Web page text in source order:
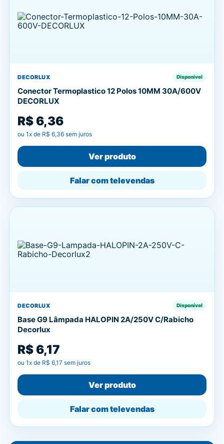
DECORLUX Disponível
Conector Termoplastico 12 Polos 10MM 30A/600V
DECORLUX
R$ 6,36
ou 1x de R$ 6,36 sem juros
Ver produto
Falar com televendas
DECORLUX Disponível
Base G9 Lâmpada HALOPIN 2A/250V C/Rabicho
Decorlux
R$ 6,17
ou 1x de R$ 6,17 sem juros
Ver produto
Falar com televendas